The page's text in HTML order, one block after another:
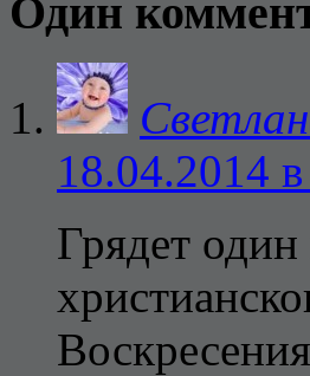
Один
18.04.2014
Грядет